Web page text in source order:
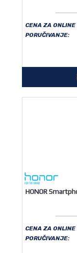
CENA ZA ONLINE
PORUČIVANJE:
HONOR
CENA ZA ONLINE
PORUČIVANJE: